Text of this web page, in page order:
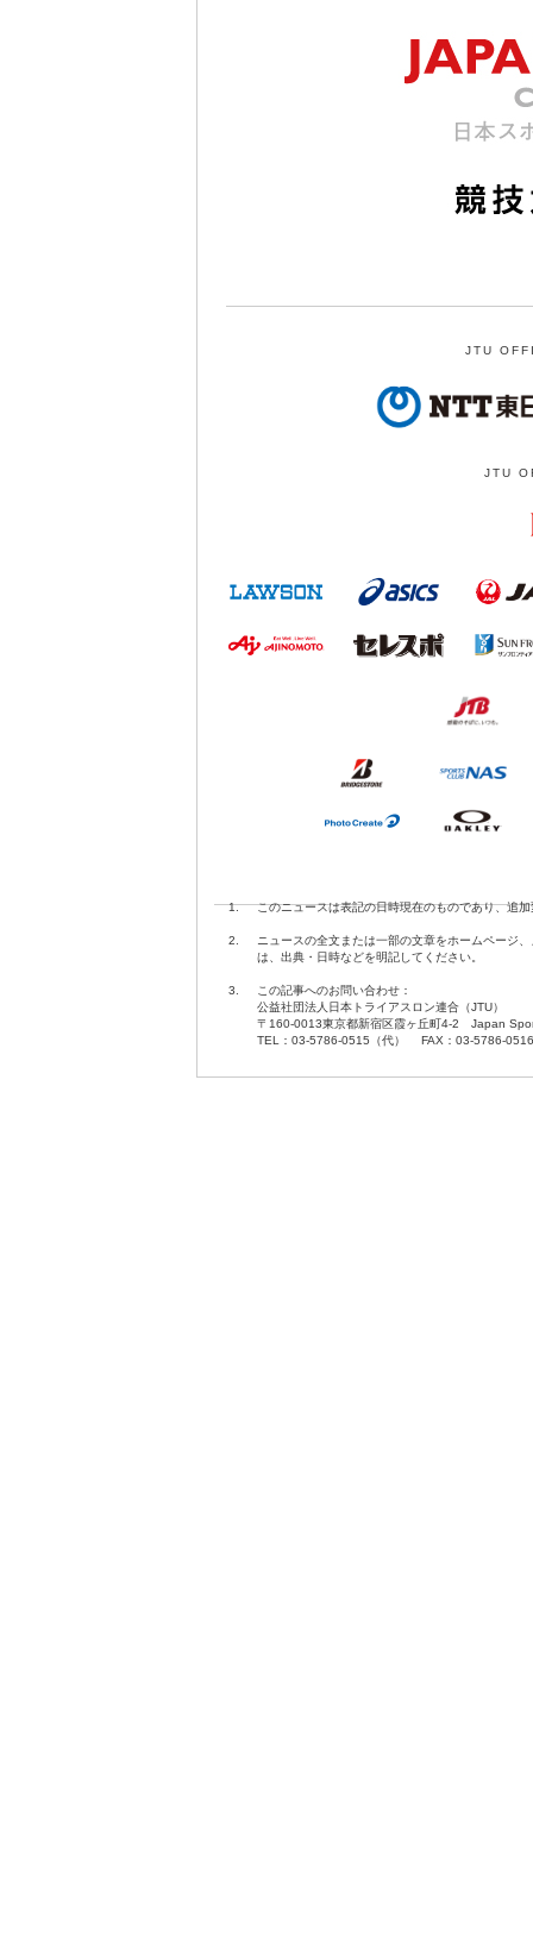
JTU
JTU
1. このニュースは表記の日時現在のものであり、追
2.
ニュースの全文または一部の文章をホームページ
は、出典・日時などを明記してください。
3.
この記事へのお問い合わせ：
公益社団法人日本トライアスロン連合（JTU）
〒160-0013東京都新宿区霞ヶ丘町4-2 Japan
TEL：03-5786-0515（代） FAX：03-5786-